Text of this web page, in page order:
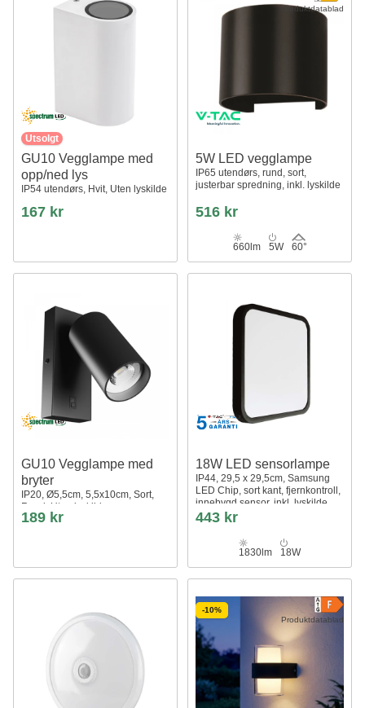
Utsolgt
GU10 Vegglampe med
opp/ned lys
IP54 utendørs, Hvit, Uten lyskilde
167 kr
Produktdatablad
5W LED vegglampe
IP65 utendørs, rund, sort,
justerbar spredning, inkl. lyskilde
516 kr
660lm 5W 60°
GU10 Vegglampe med
bryter
IP20, Ø5,5cm, 5,5x10cm, Sort,
Rund, Uten lyskilde
189 kr
18W LED sensorlampe
IP44, 29,5 x 29,5cm, Samsung
LED Chip, sort kant, fjernkontroll,
innebygd sensor, inkl. lyskilde
443 kr
1830lm 18W
Produktdatablad
-10%